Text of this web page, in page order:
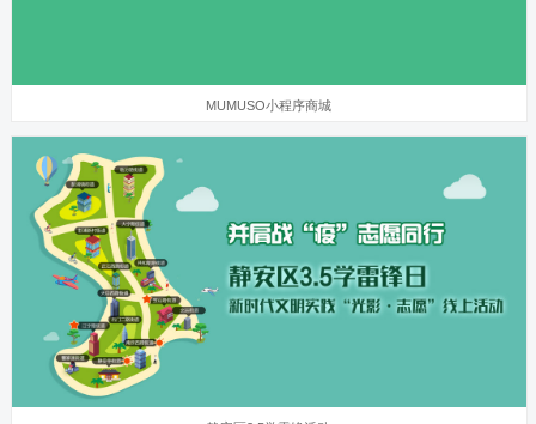
MUMUSO小程序商城